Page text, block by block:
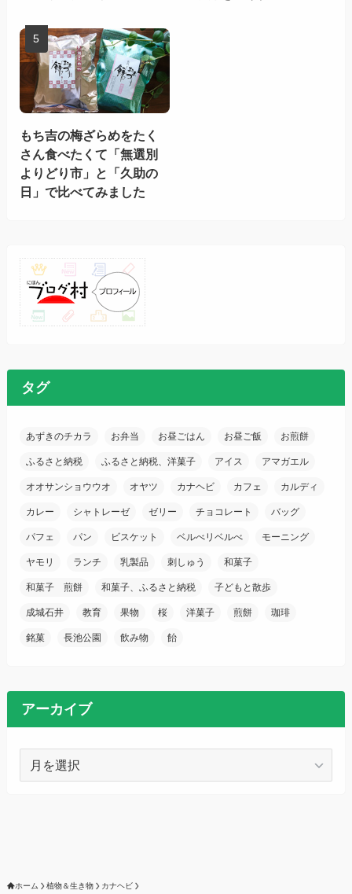
もち吉の梅ざらめをたく
さん食べたくて「無選別
よりどり市」と「久助の
日」で比べてみました
タグ
あずきのチカラ お弁当 お昼ごはん お昼ご飯 お煎餅
ふるさと納税 ふるさと納税、洋菓子 アイス アマガエル
オオサンショウウオ オヤツ カナヘビ カフェ カルディ
カレー シャトレーゼ ゼリー チョコレート バッグ
パフェ パン ビスケット ベルべリベルべ モーニング
ヤモリ ランチ 乳製品 刺しゅう 和菓子
和菓子 煎餅 和菓子、ふるさと納税 子どもと散歩
成城石井 教育 果物 桜 洋菓子 煎餅 珈琲
銘菓 長池公園 飲み物 飴
アーカイブ
ホーム 植物＆生き物 カナヘビ